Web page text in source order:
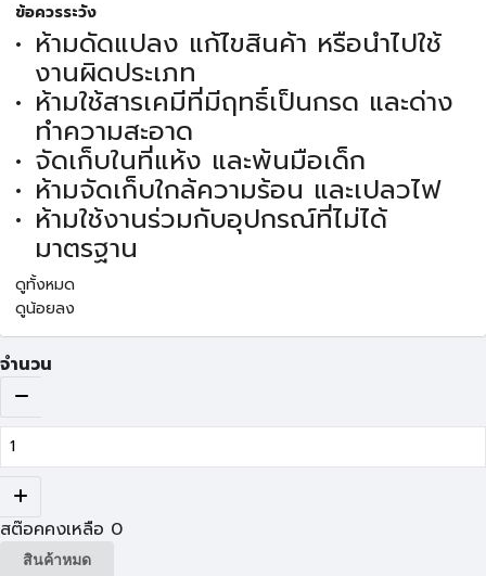
ข้อควรระวัง
ห้ามดัดแปลง แก้ไขสินค้า หรือนำไปใช้
งานผิดประเภท
ห้ามใช้สารเคมีที่มีฤทธิ์เป็นกรด และด่าง
ทำความสะอาด
จัดเก็บในที่แห้ง และพ้นมือเด็ก
ห้ามจัดเก็บใกล้ความร้อน และเปลวไฟ
ห้ามใช้งานร่วมกับอุปกรณ์ที่ไม่ได้
มาตรฐาน
ดูทั้งหมด
ดูน้อยลง
จำนวน
สต๊อคคงเหลือ 0
สินค้าหมด